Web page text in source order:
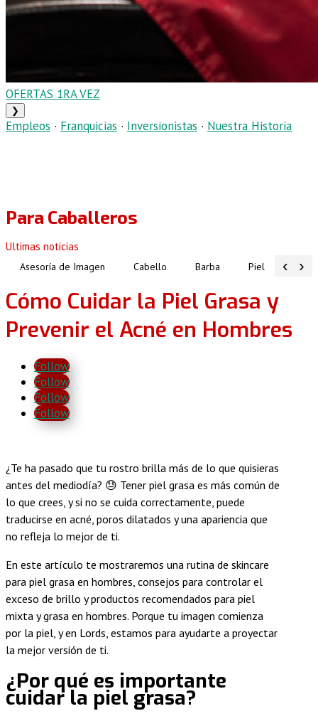
OFERTAS 1RA VEZ
❯
Empleos · Franquicias · Inversionistas · Nuestra Historia
Para Caballeros
Ultimas noticias
‹
Asesoría de Imagen Cabello Barba Piel ›
Cómo Cuidar la Piel Grasa y
Prevenir el Acné en Hombres
Follow
Follow
Follow
Follow
¿Te ha pasado que tu rostro brilla más de lo que quisieras
antes del mediodía? 😓 Tener piel grasa es más común de
lo que crees, y si no se cuida correctamente, puede
traducirse en acné, poros dilatados y una apariencia que
no refleja lo mejor de ti.
En este artículo te mostraremos una rutina de skincare
para piel grasa en hombres, consejos para controlar el
exceso de brillo y productos recomendados para piel
mixta y grasa en hombres. Porque tu imagen comienza
por la piel, y en Lords, estamos para ayudarte a proyectar
la mejor versión de ti.
¿Por qué es importante
cuidar la piel grasa?